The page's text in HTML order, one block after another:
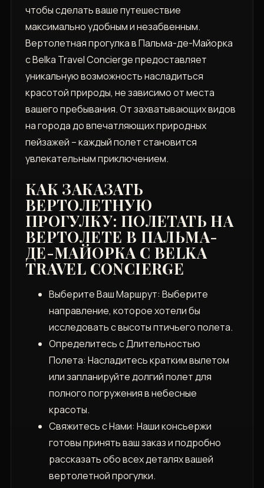
чтобы сделать ваше путешествие
максимально удобным и незабвенным.
Вертолетная прогулка в Пальма-де-Майорка
с Belka Travel Concierge предоставляет
уникальную возможность насладиться
красотой природы, не зависимо от места
вашего пребывания. От захватывающих видов
на города до впечатляющих природных
пейзажей – каждый полет становится
увлекательным приключением.
КАК ЗАКАЗАТЬ
ВЕРТОЛЕТНУЮ
ПРОГУЛКУ: ПОЛЕТАТЬ НА
ВЕРТОЛЕТЕ В ПАЛЬМА-
ДЕ-МАЙОРКА С BELKA
TRAVEL CONCIERGE
Выберите Ваш Маршрут: Выберите
направление, которое хотели бы
исследовать с высоты птичьего полета.
Определитесь с Длительностью
Полета: Насладитесь кратким вылетом
или запланируйте долгий полет для
полного погружения в небесные
красоты.
Свяжитесь с Нами: Наши консьержи
готовы принять ваш заказ и подробно
рассказать обо всех деталях вашей
вертолетной прогулки.